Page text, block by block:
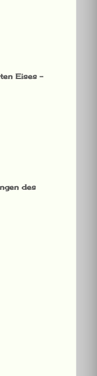
Eises –
des